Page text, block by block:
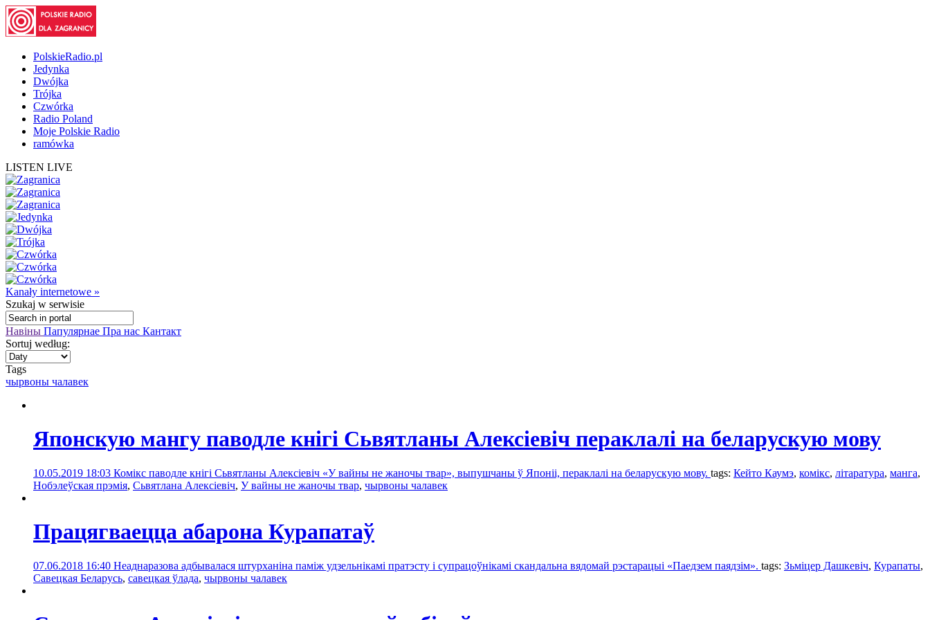
PolskieRadio.pl
Jedynka
Dwójka
Trójka
Czwórka
Radio Poland
Moje Polskie Radio
ramówka
LISTEN LIVE
Kanały internetowe »
Szukaj w serwisie
Навіны Папулярнае Пра нас Кантакт
Sortuj według:
Tags
чырвоны чалавек
Японскую мангу паводле кнігі Сьвятланы Алексіевіч пераклалі на беларускую мову
10.05.2019 18:03 Комікс паводле кнігі Сьвятланы Алексіевіч «У вайны не жаночы твар», выпушчаны ў Японіі, пераклалі на беларускую мову. tags: Кейто Каумэ, комікс, літаратура, манга,
Нобэлеўская прэмія, Сьвятлана Алексіевіч, У вайны не жаночы твар, чырвоны чалавек
Працягваецца абарона Курапатаў
07.06.2018 16:40 Неаднаразова адбывалася штурханіна паміж удзельнікамі пратэсту і супрацоўнікамі скандальна вядомай рэстарацыі «Паедзем паядзім». tags: Зьміцер Дашкевіч, Курапаты,
Савецкая Беларусь, савецкая ўлада, чырвоны чалавек